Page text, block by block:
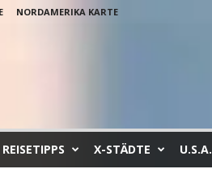
NORDAMERIKA KARTE
REISETIPPS X-STÄDTE U.S.A.